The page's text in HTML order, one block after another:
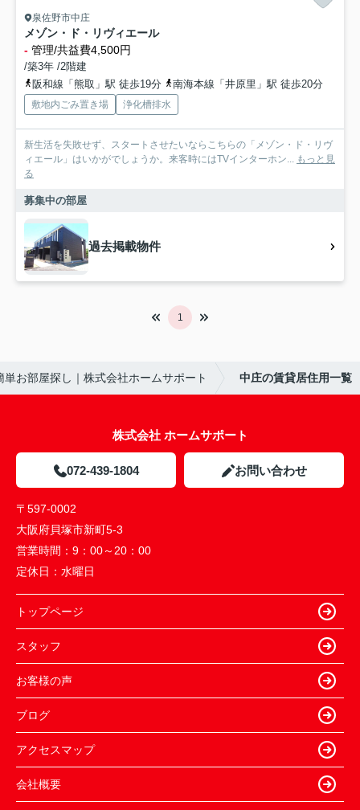
泉佐野市中庄
メゾン・ド・リヴィエール
- 管理/共益費4,500円
/築3年 /2階建
阪和線「熊取」駅 徒歩19分
南海本線「井原里」駅 徒歩20分
敷地内ごみ置き場 浄化槽排水
新生活を失敗せず、スタートさせたいならこちらの「メゾン・ド・リヴ
ィエール」はいかがでしょうか。来客時にはTVインターホン... もっと見
る
募集中の部屋
過去掲載物件
1
お部屋探し｜株式会社ホームサポート 中庄の賃貸居住用一覧
株式会社 ホームサポート
072-439-1804 お問い合わせ
〒597-0002
大阪府貝塚市新町5-3
営業時間： 9：00～20：00
定休日： 水曜日
トップページ
スタッフ
お客様の声
ブログ
アクセスマップ
会社概要